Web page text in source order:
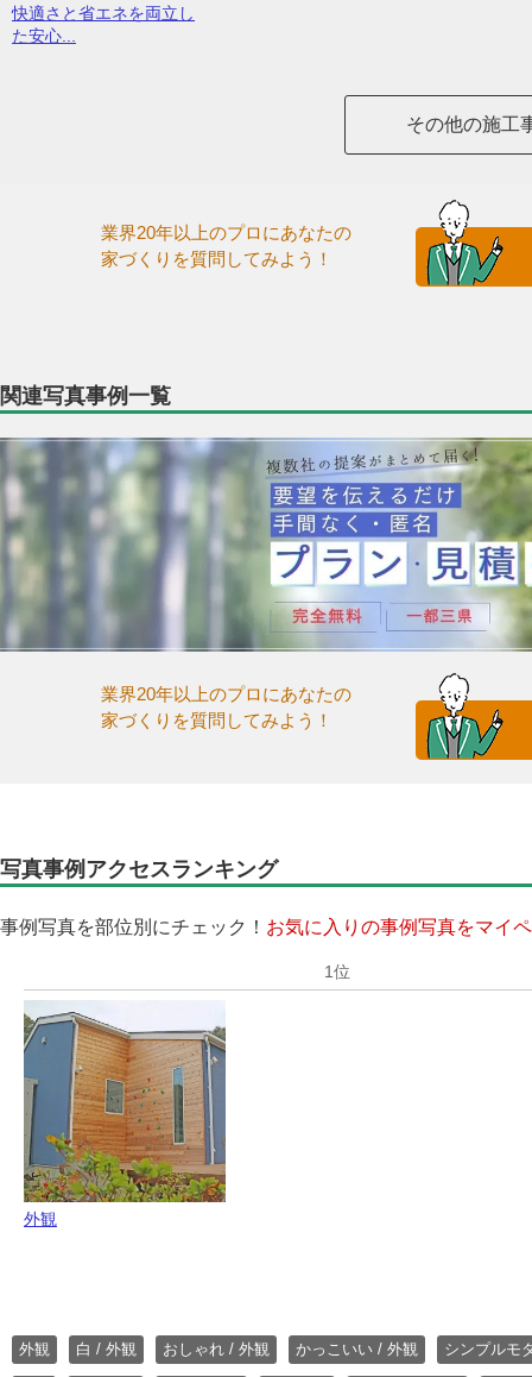
快適さと省エネを両立し
た安心...
その他の施工
業界20年以上のプロにあなたの
家づくりを質問してみよう！
関連写真事例一覧
業界20年以上のプロにあなたの
家づくりを質問してみよう！
写真事例アクセスランキング
事例写真を部位別にチェック！ お気に入りの事例写真をマイ
外観
外観 白 / 外観 おしゃれ / 外観 かっこいい / 外観 シンプルモ